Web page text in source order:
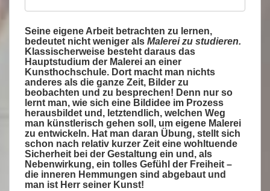
Seine eigene Arbeit betrachten zu lernen,
bedeutet nicht weniger als Malerei zu studieren.
Klassischerweise besteht daraus das
Hauptstudium der Malerei an einer
Kunsthochschule. Dort macht man nichts
anderes als die ganze Zeit, Bilder zu
beobachten und zu besprechen! Denn nur so
lernt man, wie sich eine Bildidee im Prozess
herausbildet und, letztendlich, welchen Weg
man künstlerisch gehen soll, um eigene Malerei
zu entwickeln. Hat man daran Übung, stellt sich
schon nach relativ kurzer Zeit eine wohltuende
Sicherheit bei der Gestaltung ein und, als
Nebenwirkung, ein tolles Gefühl der Freiheit –
die inneren Hemmungen sind abgebaut und
man ist Herr seiner Kunst!